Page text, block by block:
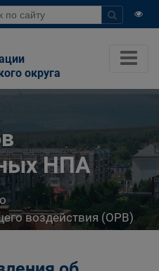
округа
НПА
воздействия (ОРВ)
НПА